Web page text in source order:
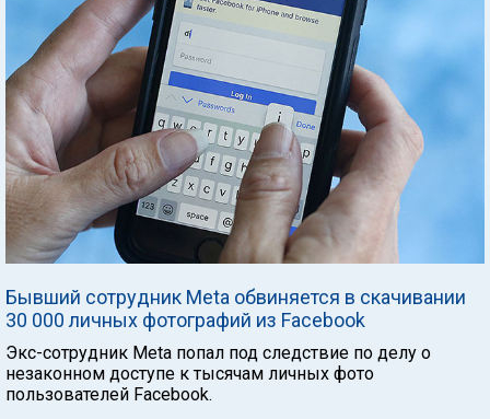
Бывший сотрудник Meta обвиняется в скачивании
30 000 личных фотографий из Facebook
Экс-сотрудник Meta попал под следствие по делу о
незаконном доступе к тысячам личных фото
пользователей Facebook.